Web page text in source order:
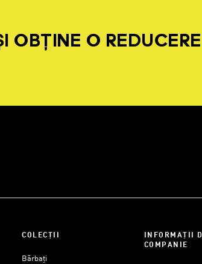
OBȚINE O
COLECȚII
Bărbați
INFORMAȚII
COMPANIE